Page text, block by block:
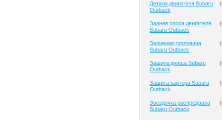
Детали двигателя Subaru
Outback
(
Задняя опора двигателя
Subaru Outback
(
Заливная горловина
Subaru Outback
(
Защита днища Subaru
Outback
(
Защита картера Subaru
Outback
(
Звездочка распредвала
Subaru Outback
(